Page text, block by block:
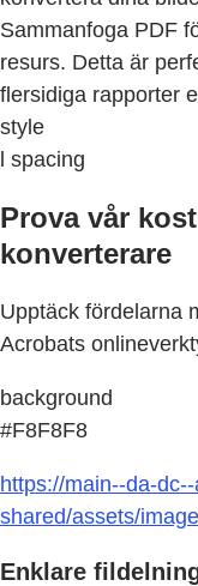
Sammanfoga PDF
resurs. Detta är
flersidiga rapporter
style
l spacing
Prova vår
konverterare
Upptäck fördelarna
Acrobats
background
#F8F8F8
https://main--da-
shared/assets/
Enklare